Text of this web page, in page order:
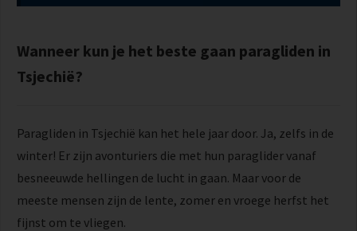
Wanneer kun je het beste gaan paragliden in
Tsjechië?
Paragliden in Tsjechië kan het hele jaar door. Ja, zelfs in de
winter! Er zijn avonturiers die met hun paraglider vanaf
besneeuwde hellingen de lucht in gaan. Maar voor de
meeste mensen zijn de lente, zomer en vroege herfst het
fijnst om te vliegen.